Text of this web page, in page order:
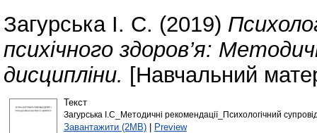
Загурська І. С. (2019)
психічного здоров’я:
дисципліни. [Навчальний
Текст
Загурська І.С_Методичні рекомендації_Психологічний
Завантажити (2MB)| Preview